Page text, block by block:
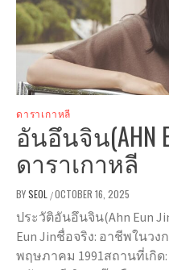
ดาราเกาหลี
อันอึนจิน(AHN
ดาราเกาหลี
BYSEOL /OCTOBER 16, 2025
ประวัติอันอึนจิน(Ahn Eun
Eun Jinชื่อจริง: อาชีพในวง
พฤษภาคม 1991สถานที่เกิด